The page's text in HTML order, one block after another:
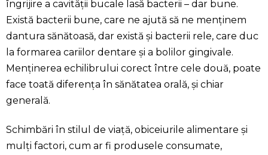
îngrijire a cavității bucale lasă bacterii – dar bune.
Există bacterii bune, care ne ajută să ne menținem
dantura sănătoasă, dar există și bacterii rele, care duc
la formarea cariilor dentare și a bolilor gingivale.
Menținerea echilibrului corect între cele două, poate
face toată diferența în sănătatea orală, și chiar
generală.
Schimbări în stilul de viață, obiceiurile alimentare și
mulți factori, cum ar fi produsele consumate,